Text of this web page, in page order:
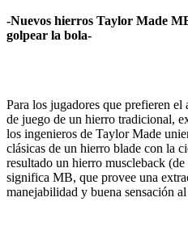
-Nuevos hierros Taylor Made
golpear la bola-
Para los jugadores que prefieren el
de juego de un hierro tradicional,
los ingenieros de Taylor Made
clásicas de un hierro blade con la
resultado un hierro muscleback
significa MB, que provee una
manejabilidad y buena sensación